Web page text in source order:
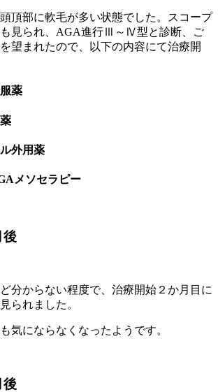
頂部に軟毛が多い状態でした。スコープ
見られ、AGA進行Ⅲ～Ⅳ型と診断、ご
望まれたので、以下の内容にて治療開
薬
外用薬
メソセラピー
後
分からない程度で、治療開始２か月目に
られました。
気にならなくなったようです。
後